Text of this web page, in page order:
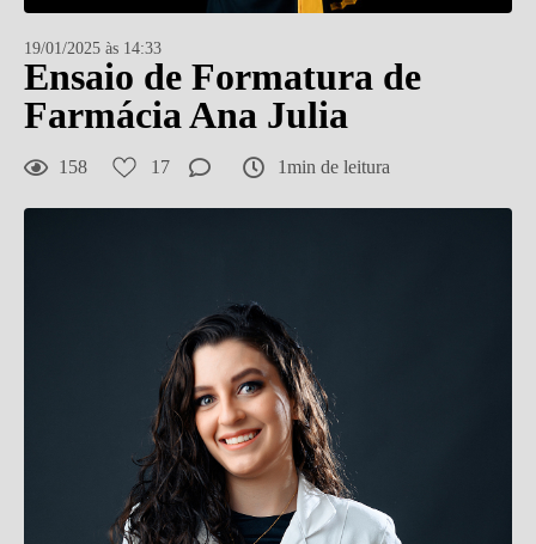
19/01/2025 às 14:33
Ensaio de Formatura de
Farmácia Ana Julia
158 17 1min de leitura